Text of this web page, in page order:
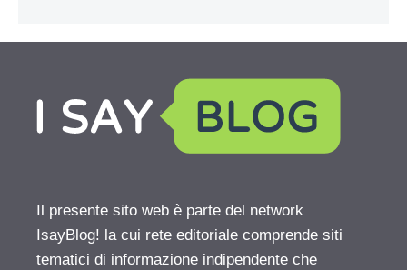
Il presente sito web è parte del network
IsayBlog! la cui rete editoriale comprende siti
tematici di informazione indipendente che